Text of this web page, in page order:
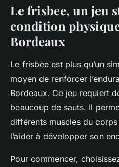
Le frisbee, un jeu
condition
Bordeaux
Le frisbee est plus qu’un
moyen de renforcer
Bordeaux. Ce jeu requiert
beaucoup de sauts. Il
différents muscles du
l’aider à développer son
Pour commencer,